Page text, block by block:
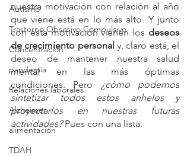
Autismo
Trastorno Obsesivo Compulsivo
Concentración
pandemia
Relaciones laborales
Alzheimer
alimentación
TDAH
nuestra motivación con relación al año
que viene está en lo más alto. Y junto
con esta motivación vienen los deseos
de crecimiento personal y, claro está, el
deseo de mantener nuestra salud
mental en las más óptimas
condiciones. Pero ¿cómo podemos
sintetizar todos estos anhelos y
proyectarlos en nuestras futuras
actividades? Pues con una lista.